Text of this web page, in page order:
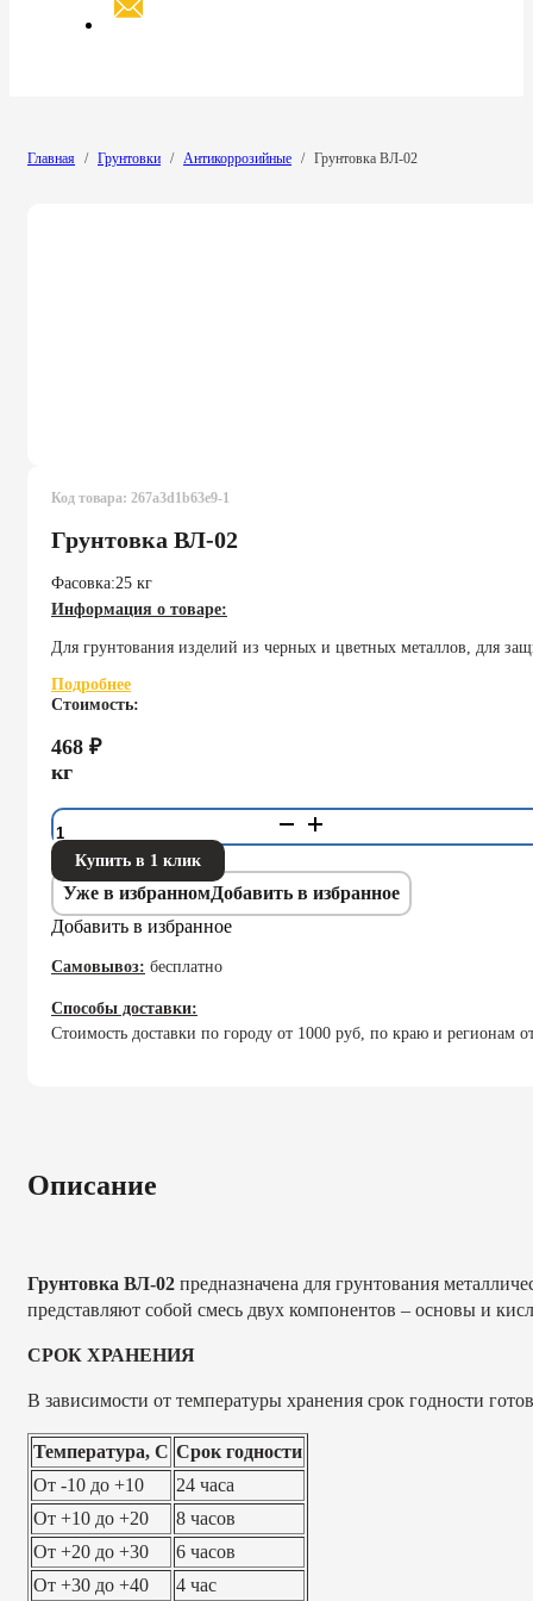
Главная / Грунтовки / Антикоррозийные / Грунтовка ВЛ-02
Код товара: 267a3d1b63e9-1
Грунтовка ВЛ-02
Фасовка:25 кг
Информация о товаре:
Для грунтования изделий из черных и цветных металлов, для
Подробнее
Стоимость:
468 ₽
кг
Количество
товара
Грунтовка
ВЛ-02
Купить в 1 клик
Добавить в избранное
Уже в избранном
Добавить в избранное
Самовывоз: бесплатно
Способы доставки:
Стоимость доставки по городу от 1000 руб, по краю и регионам
Описание
Грунтовка ВЛ-02 предназначена для грунтования
представляют собой смесь двух компонентов – основы и
СРОК ХРАНЕНИЯ
В зависимости от температуры хранения срок годности
Температура, С Срок годности
От -10 до +10
24 часа
От +10 до +20
8 часов
От +20 до +30
6 часов
От +30 до +40
4 час